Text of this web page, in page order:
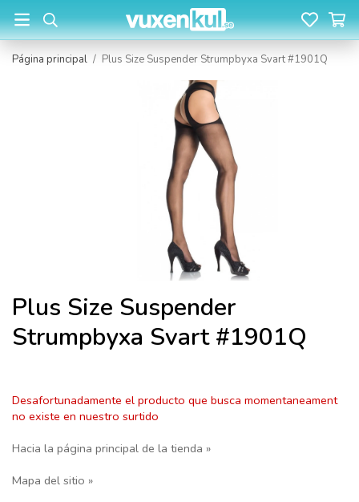
Página principal / Plus Size Suspender Strumpbyxa Svart #1901Q
Plus Size Suspender
Strumpbyxa Svart #1901Q
Desafortunadamente el producto que busca momentaneament
no existe en nuestro surtido
Hacia la página principal de la tienda »
Mapa del sitio »